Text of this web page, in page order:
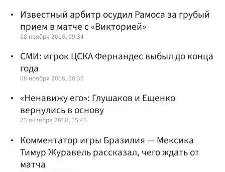
Известный арбитр осудил Рамоса за грубый
прием в матче с «Викторией»
08 ноября 2018, 09:34
СМИ: игрок ЦСКА Фернандес выбыл до конца
года
08 ноября 2018, 00:30
«Ненавижу его»: Глушаков и Ещенко
вернулись в основу
23 октября 2018, 15:45
Комментатор игры Бразилия — Мексика
Тимур Журавель рассказал, чего ждать от
матча